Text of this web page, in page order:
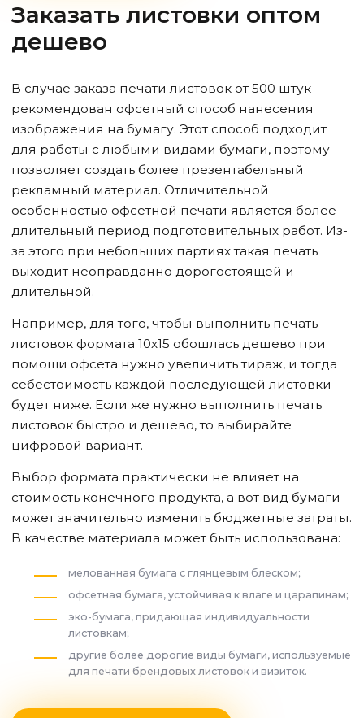
Заказать листовки оптом
дешево
В случае заказа печати листовок от 500 штук
рекомендован офсетный способ нанесения
изображения на бумагу. Этот способ подходит
для работы с любыми видами бумаги, поэтому
позволяет создать более презентабельный
рекламный материал. Отличительной
особенностью офсетной печати является более
длительный период подготовительных работ. Из-
за этого при небольших партиях такая печать
выходит неоправданно дорогостоящей и
длительной.
Например, для того, чтобы выполнить печать
листовок формата 10х15 обошлась дешево при
помощи офсета нужно увеличить тираж, и тогда
себестоимость каждой последующей листовки
будет ниже. Если же нужно выполнить печать
листовок быстро и дешево, то выбирайте
цифровой вариант.
Выбор формата практически не влияет на
стоимость конечного продукта, а вот вид бумаги
может значительно изменить бюджетные затраты.
В качестве материала может быть использована:
мелованная бумага с глянцевым блеском;
офсетная бумага, устойчивая к влаге и царапинам;
эко-бумага, придающая индивидуальности
листовкам;
другие более дорогие виды бумаги, используемые
для печати брендовых листовок и визиток.